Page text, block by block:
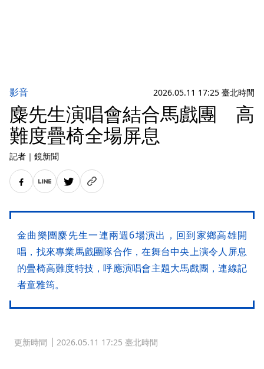
影音 2026.05.11 17:25 臺北時間
麋先生演唱會結合馬戲團 高
難度疊椅全場屏息
記者 ｜ 鏡新聞
金曲樂團麋先生一連兩週6場演出，回到家鄉高雄開
唱，找來專業馬戲團隊合作，在舞台中央上演令人屏息
的疊椅高難度特技，呼應演唱會主題大馬戲團，連線記
者童雅筠。
更新時間 2026.05.11 17:25 臺北時間